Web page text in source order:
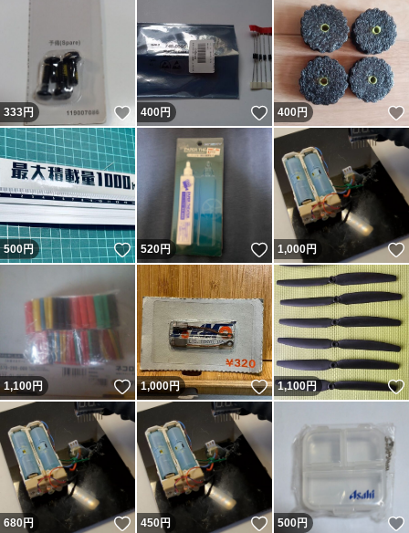
333円 いいね！
400円 いいね！
400円
500円 いいね！
520円 いいね！
1,000円
1,100円 いいね！
1,000円 いいね！
1,100円
680円 いいね！
450円 いいね！
500円